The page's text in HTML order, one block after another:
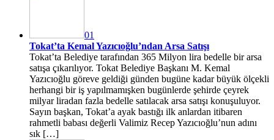
01
Tokat’ta Kemal Yazıcıoğlu’ndan Arsa Satışı
Tokat’ta Belediye tarafından 365 Milyon lira bedelle bir arsa
satışa çıkarılıyor. Tokat Belediye Başkanı M. Kemal
Yazıcıoğlu göreve geldiği günden bugüne kadar büyük ölçekli
herhangi bir iş yapılmamışken bugünlerde şehirde çeyrek
milyar liradan fazla bedelle satılacak arsa satışı konuşuluyor.
Sayın başkan, Tokat’a ayak bastığı ilk anlardan itibaren
rahmetli babası değerli Valimiz Recep Yazıcıoğlu’nun adını
sık […]